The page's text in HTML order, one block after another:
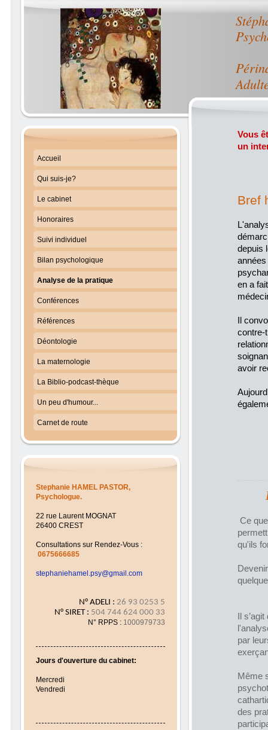
Vous
un
Bref
depuis
années
en a
Il
contre-
avoir
Ce
qu'ils
Il
par
Même
des
Accueil
Qui suis-je?
Le cabinet
Honoraires
Suivi individuel
Bilan psychologique
Analyse de la pratique
Conférences
Références
Déontologie
La maternologie
La Biblio-podcast-thèque
Un peu d'humour...
Carnet de route
Stephanie HAMEL PASTOR,
Psychologue.
22 rue Laurent MOGNAT
26400 CREST
Consultations sur Rendez-Vous :
0675666685
stephaniehamel.psy@gmail.com
N° ADELI : 26 93 0253 5
N° SIRET : 504 744 624 000 33
N° RPPS : 1000979733
Jours d'ouverture du cabinet:
Mercredi
Vendredi